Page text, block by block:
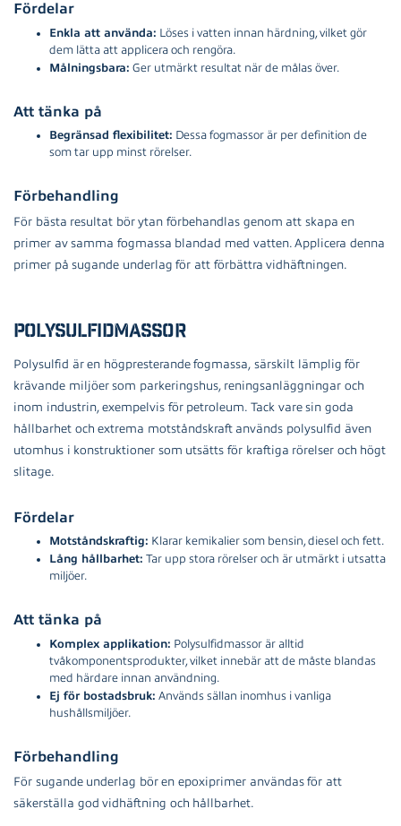
Fördelar
Enkla att använda: Löses i vatten innan härdning, vilket gör
dem lätta att applicera och rengöra.
Målningsbara: Ger utmärkt resultat när de målas över.
Att tänka på
Begränsad flexibilitet: Dessa fogmassor är per definition de
som tar upp minst rörelser.
Förbehandling
För bästa resultat bör ytan förbehandlas genom att skapa en
primer av samma fogmassa blandad med vatten. Applicera denna
primer på sugande underlag för att förbättra vidhäftningen.
Polysulfidmassor
Polysulfid är en högpresterande fogmassa, särskilt lämplig för
krävande miljöer som parkeringshus, reningsanläggningar och
inom industrin, exempelvis för petroleum. Tack vare sin goda
hållbarhet och extrema motståndskraft används polysulfid även
utomhus i konstruktioner som utsätts för kraftiga rörelser och högt
slitage.
Fördelar
Motståndskraftig: Klarar kemikalier som bensin, diesel och fett.
Lång hållbarhet: Tar upp stora rörelser och är utmärkt i utsatta
miljöer.
Att tänka på
Komplex applikation: Polysulfidmassor är alltid
tvåkomponentsprodukter, vilket innebär att de måste blandas
med härdare innan användning.
Ej för bostadsbruk: Används sällan inomhus i vanliga
hushållsmiljöer.
Förbehandling
För sugande underlag bör en epoxiprimer användas för att
säkerställa god vidhäftning och hållbarhet.